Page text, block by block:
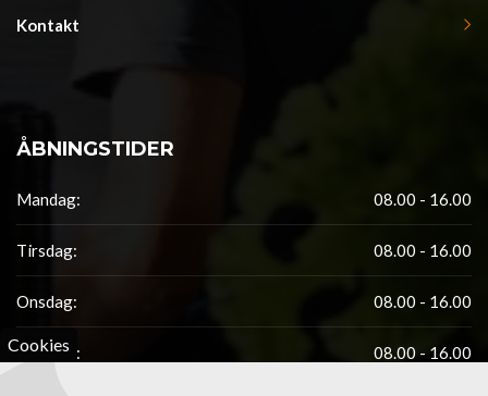
Kontakt
ÅBNINGSTIDER
Mandag: 08.00 - 16.00
Tirsdag: 08.00 - 16.00
Onsdag: 08.00 - 16.00
Torsdag: 08.00 - 16.00
Cookies